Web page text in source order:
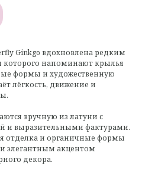
Ginkgo вдохновлена редким
которого напоминают крылья
формы и художественную
лёгкость, движение и
вручную из латуни с
и выразительными фактурами.
отделка и органичные формы
элегантным акцентом
декора.